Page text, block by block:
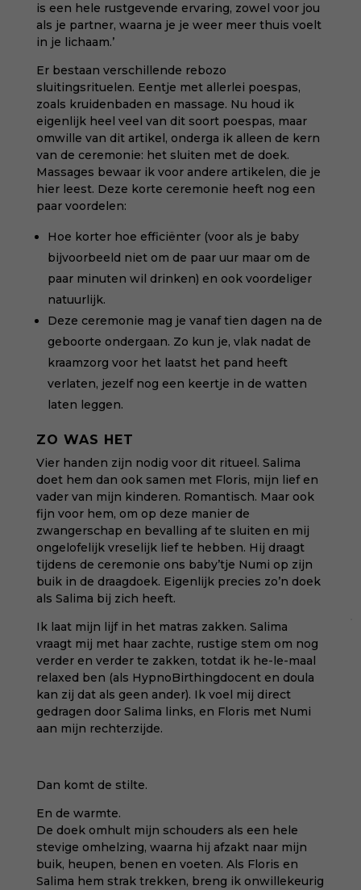
is een hele rustgevende ervaring, zowel voor jou
als je partner, waarna je je weer meer thuis voelt
in je lichaam.’
Er bestaan verschillende rebozo
sluitingsrituelen. Eentje met allerlei poespas,
zoals kruidenbaden en massage. Nu houd ik
eigenlijk heel veel van dit soort poespas, maar
omwille van dit artikel, onderga ik alleen de kern
van de ceremonie: het sluiten met de doek.
Massages bewaar ik voor andere artikelen, die je
hierleest. Deze korte ceremonie heeft nog een
paar voordelen:
Hoe korter hoe efficiënter (voor als je baby
bijvoorbeeld niet om de paar uur maar om de
paar minuten wil drinken) en ook voordeliger
natuurlijk.
Deze ceremonie mag je vanaf tien dagen na de
geboorte ondergaan. Zo kun je, vlak nadat de
kraamzorg voor het laatst het pand heeft
verlaten, jezelf nog een keertje in de watten
laten leggen.
ZO WAS HET
Vier handen zijn nodig voor dit ritueel. Salima
doet hem dan ook samen met Floris, mijn lief en
vader van mijn kinderen. Romantisch. Maar ook
fijn voor hem, om op deze manier de
zwangerschap en bevalling af te sluiten en mij
ongelofelijk vreselijk lief te hebben. Hij draagt
tijdens de ceremonie ons baby’tje Numi op zijn
buik in de draagdoek. Eigenlijk precies zo’n doek
als Salima bij zich heeft.
Ik laat mijn lijf in het matras zakken. Salima
vraagt mij met haar zachte, rustige stem om nog
verder en verder te zakken, totdat ik he-le-maal
relaxed ben (als HypnoBirthingdocent en doula
kan zij dat als geen ander). Ik voel mij direct
gedragen door Salima links, en Floris met Numi
aan mijn rechterzijde.
Dan komt de stilte.
En de warmte.
De doek omhult mijn schouders als een hele
stevige omhelzing, waarna hij afzakt naar mijn
buik, heupen, benen en voeten. Als Floris en
Salima hem strak trekken, breng ik onwillekeurig